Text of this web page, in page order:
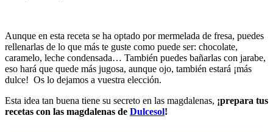
Aunque en esta receta se ha optado por mermelada de fresa, puedes
rellenarlas de lo que más te guste como puede ser: chocolate,
caramelo, leche condensada… También puedes bañarlas con jarabe,
eso hará que quede más jugosa, aunque ojo, también estará ¡más
dulce! Os lo dejamos a vuestra elección.
Esta idea tan buena tiene su secreto en las magdalenas, ¡prepara tus
recetas con las magdalenas de Dulcesol!